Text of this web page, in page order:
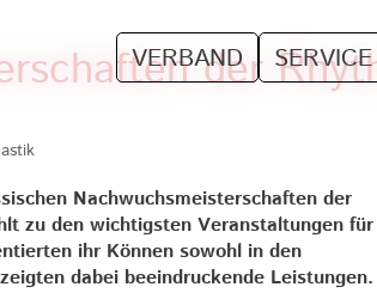
VERBAND SERVICE
der
Nachwuchsmeisterschaften der
zu den wichtigsten Veranstaltungen
ihr Können sowohl in den
dabei beeindruckende Leistungen.